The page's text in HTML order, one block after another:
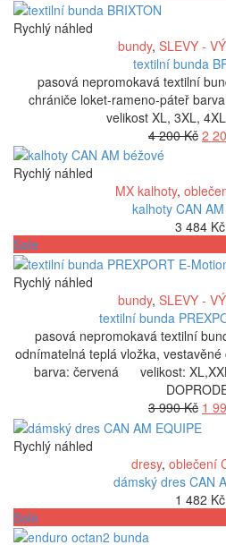
Rychlý náhled
bundy, SLEVY -
textilní bunda
pasová nepromokavá textilní
chrániče loket-rameno-páteř
velikost XL, 3XL,
4 200Kč
4
2
Rychlý náhled
MX kalhoty,
kalhoty CAN
3 484 Kč
Sale
Rychlý náhled
bundy, SLEVY -
textilní bunda
pasová nepromokavá textilní
odnímatelná teplá vložka,
barva: červená velikost:
3 990Kč
cena
3
990
1
Rychlý náhled
dresy, oblečení
dámský dres CAN
1 482 Kč
Sale